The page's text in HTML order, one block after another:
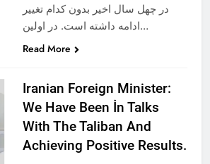
در چهل سال اخیر بدون کدام تغییر
ادامه داشته است. در اولین…
Read More
Iranian Foreign Minister:
We Have Been İn Talks
With The Taliban And
Achieving Positive Results.